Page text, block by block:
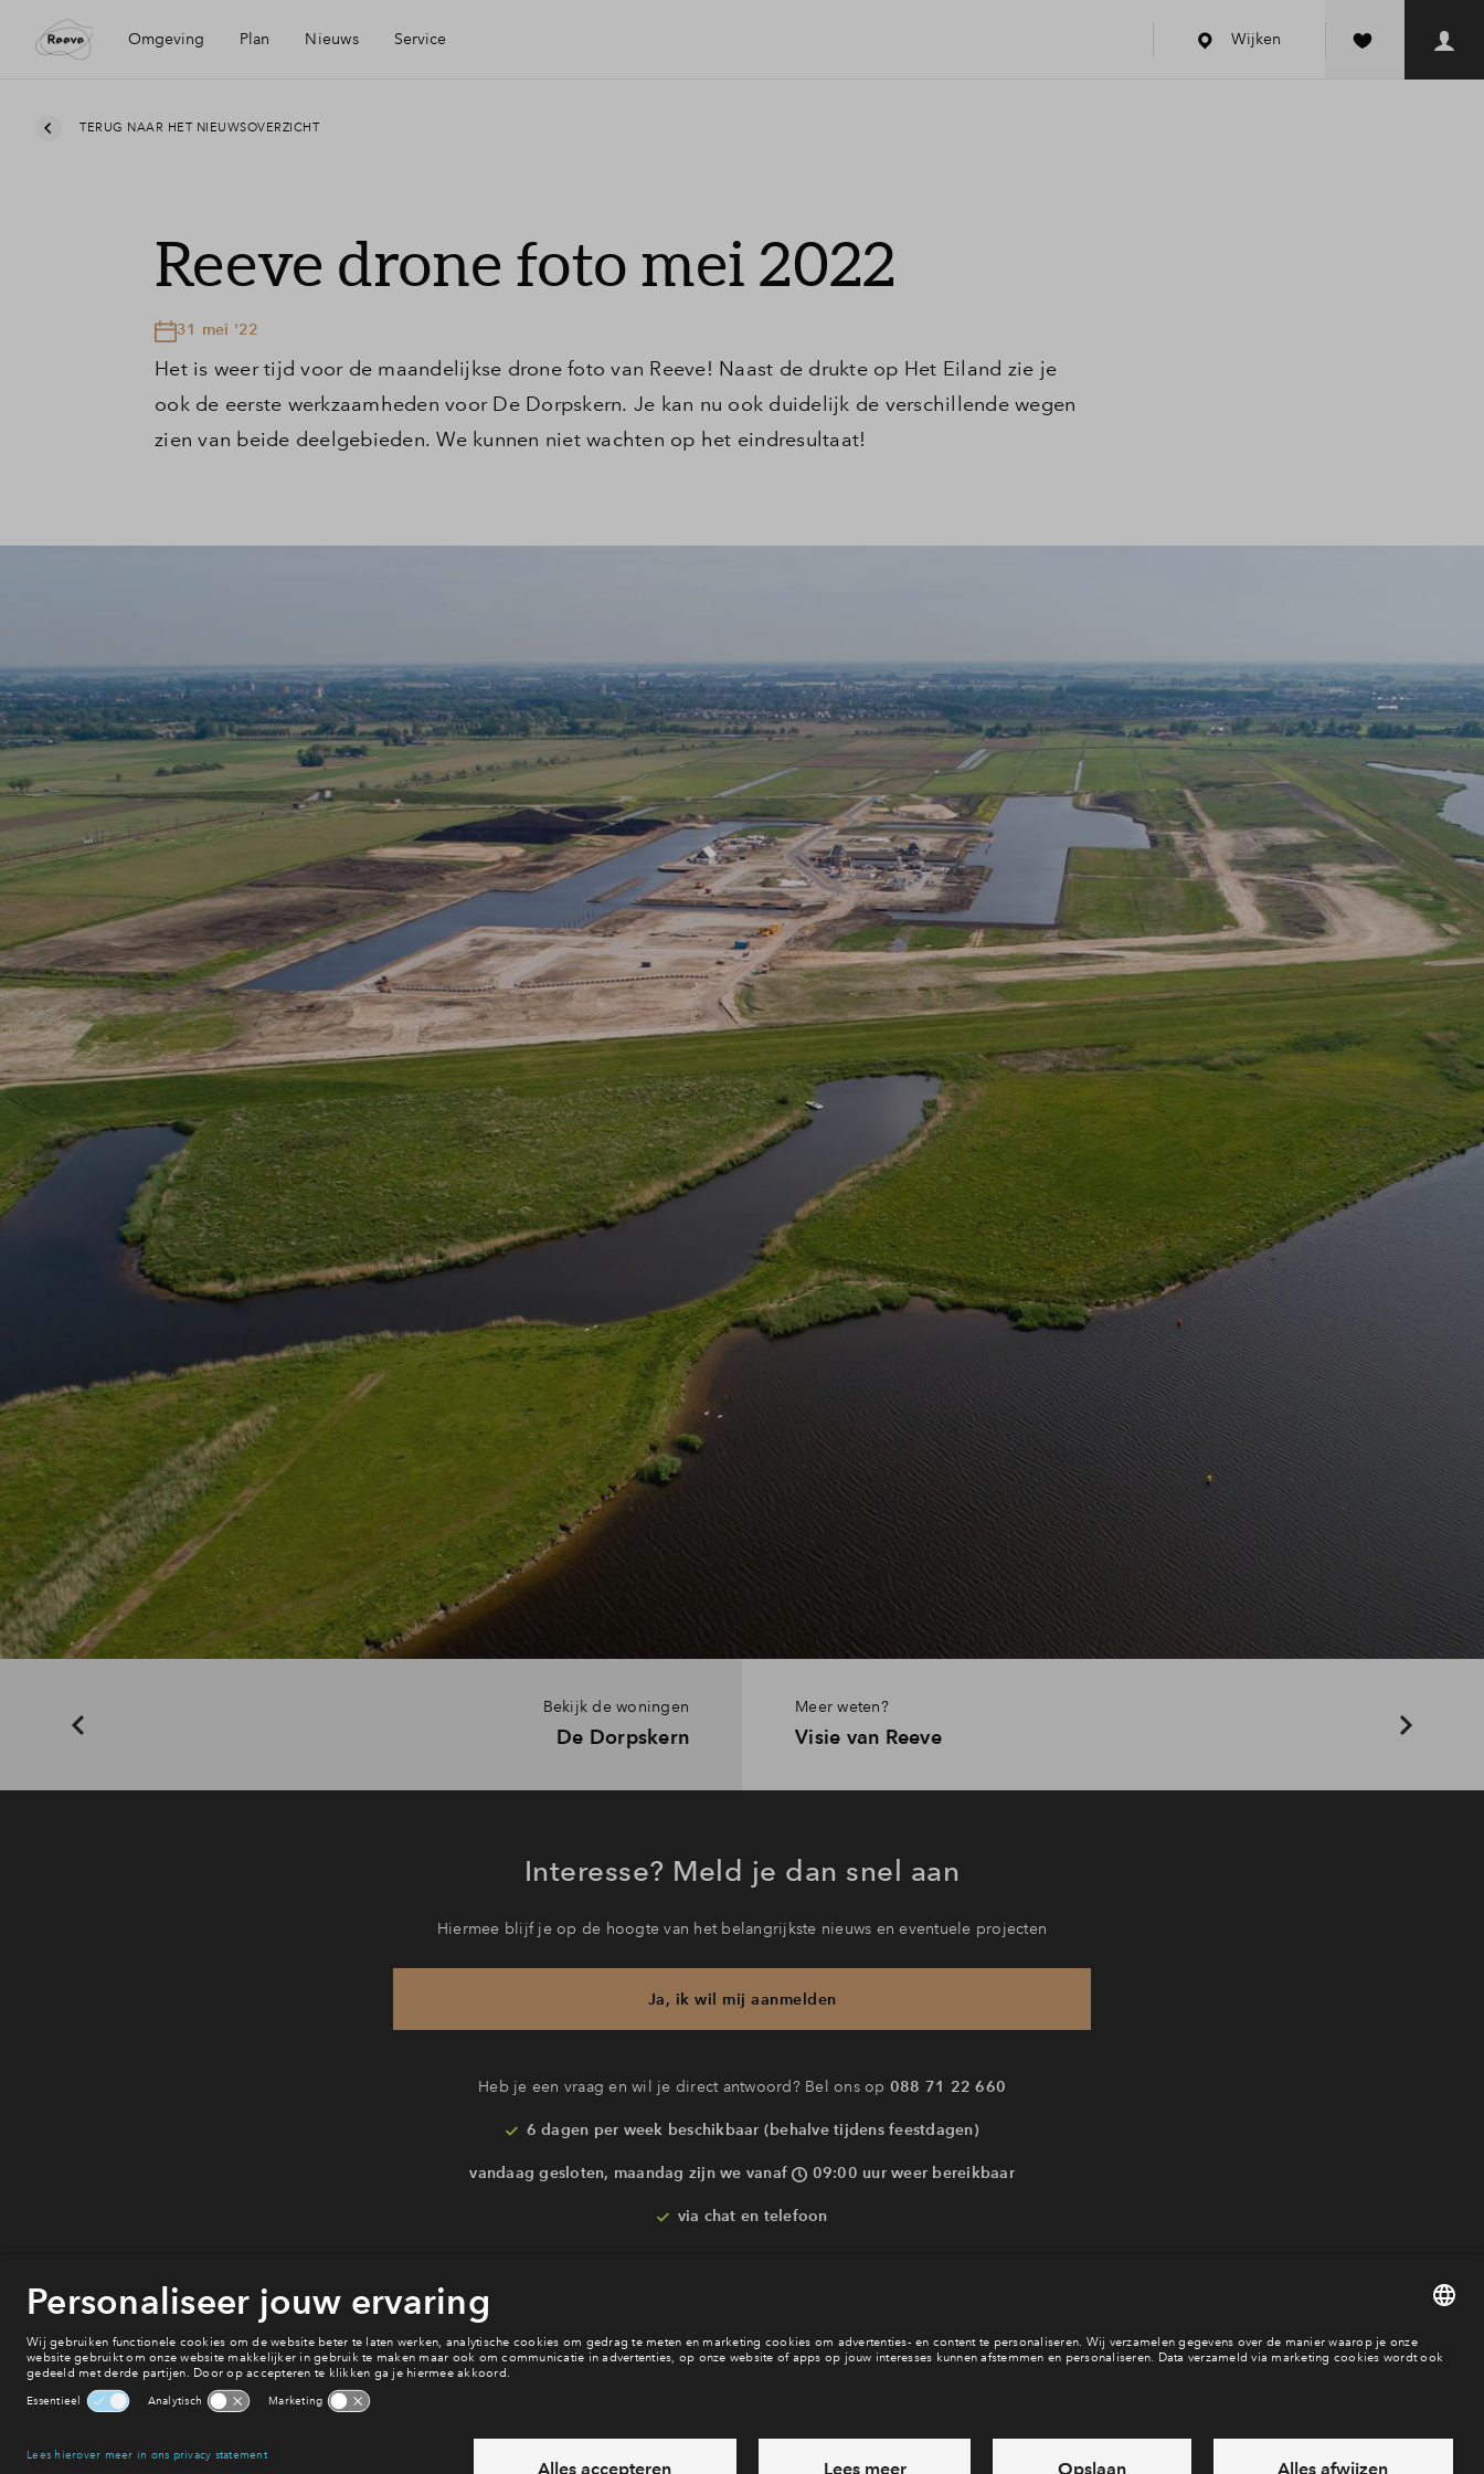
Omgeving
Ligging
Plan
Visie
Planning
Duurzaamheid
Nieuws Service
Financiering
Woning kopen
Wijken
TERUG NAAR HET NIEUWSOVERZICHT
Reeve drone foto mei 2022
31 mei '22
Het is weer tijd voor de maandelijkse drone foto van Reeve! Naast de drukte op Het Eiland zie je
ook de eerste werkzaamheden voor De Dorpskern. Je kan nu ook duidelijk de verschillende wegen
zien van beide deelgebieden. We kunnen niet wachten op het eindresultaat!
Bekijk de woningen
De Dorpskern
Meer weten?
Visie van Reeve
Interesse? Meld je dan snel aan
Hiermee blijf je op de hoogte van het belangrijkste nieuws en eventuele projecten
Ja, ik wil mij aanmelden
Heb je een vraag en wil je direct antwoord? Bel ons op 088 71 22 660
6 dagen per week beschikbaar (behalve tijdens feestdagen)
vandaag gesloten, maandag zijn we vanaf 09:00 uur weer bereikbaar
via chat en telefoon
Laat een bericht achter Veelgestelde vragen